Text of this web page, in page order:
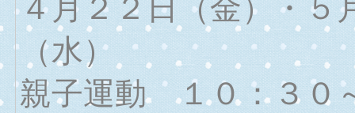
４月２２日（金）・５
（水）
親子運動 １０：３０